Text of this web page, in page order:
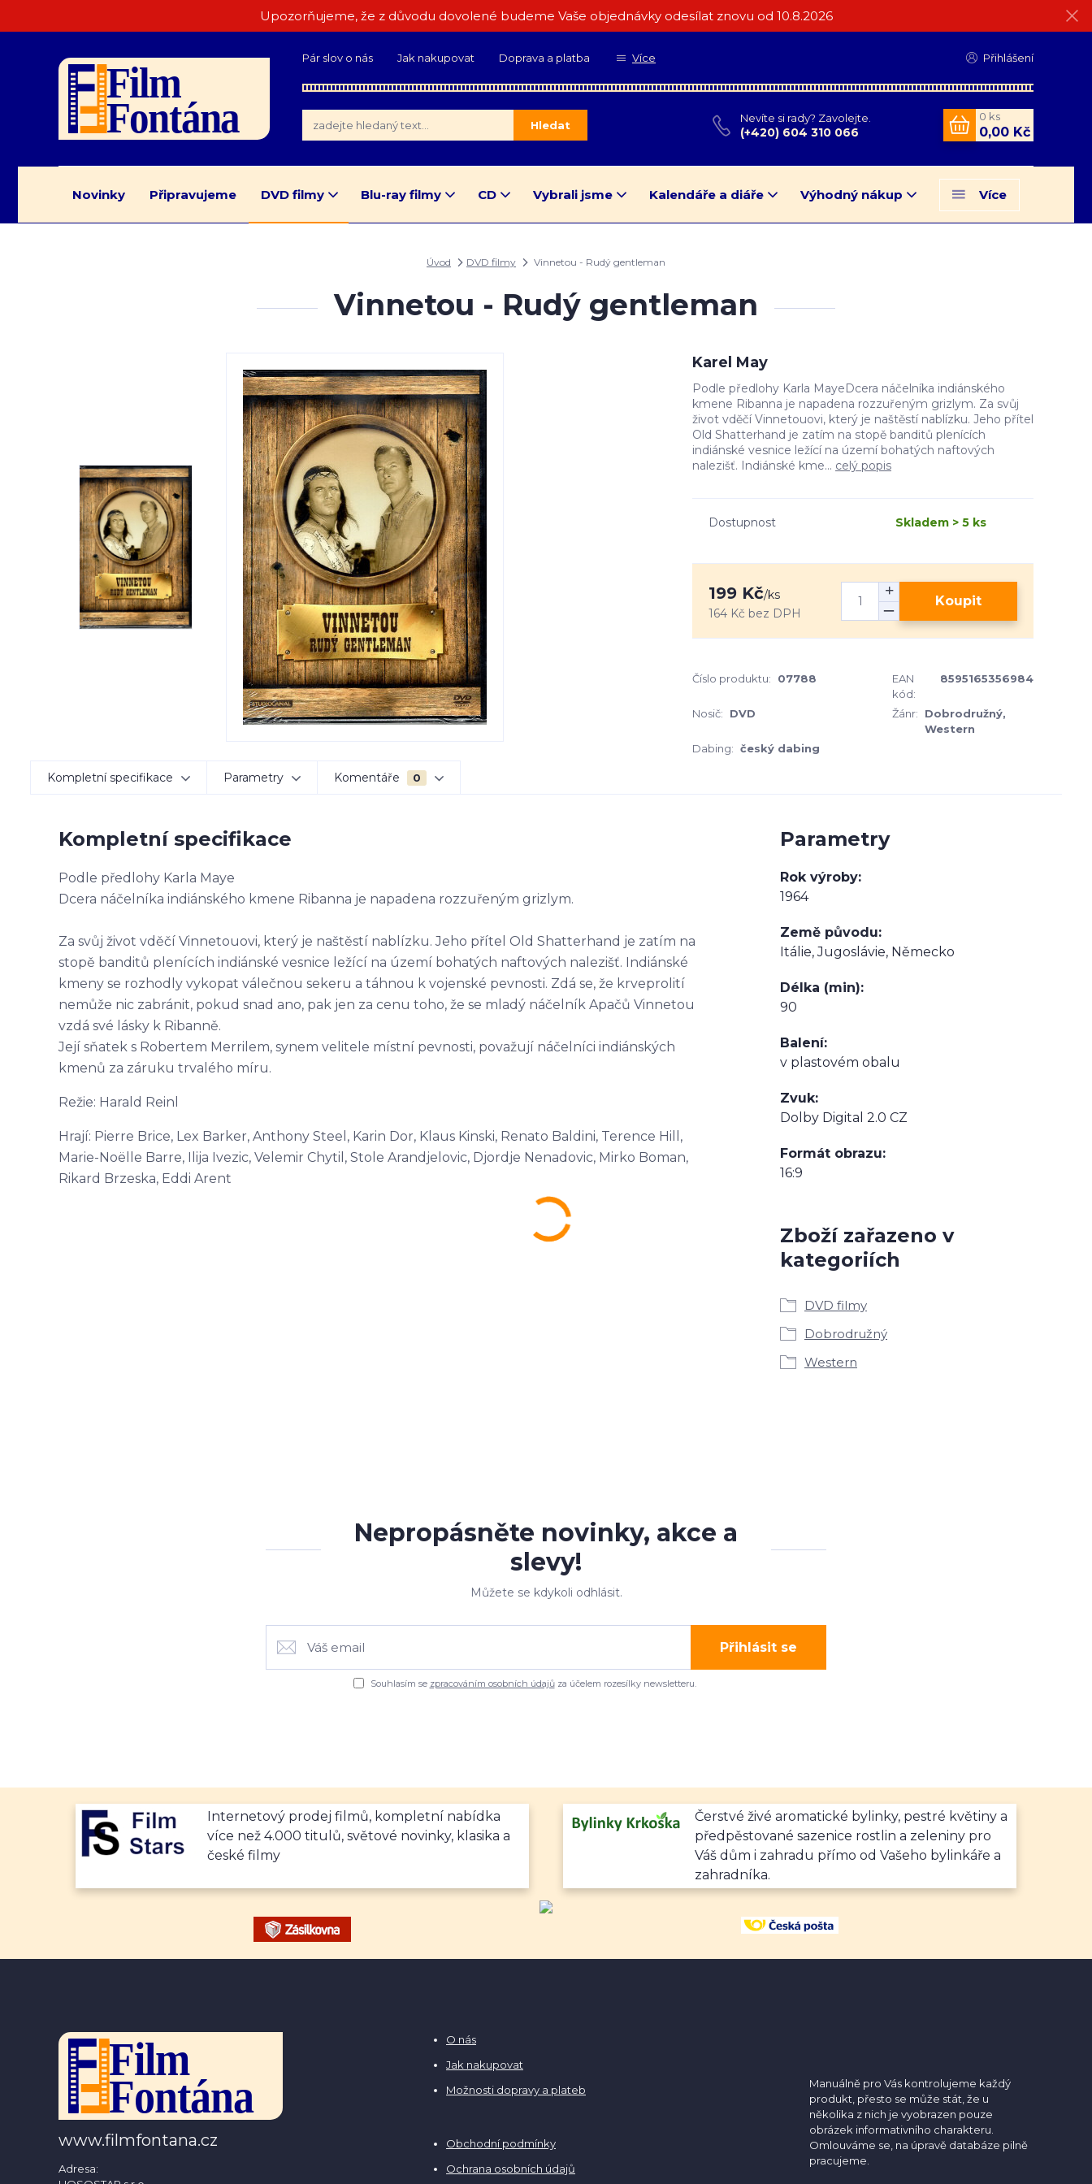
Upozorňujeme, že z důvodu dovolené budeme Vaše objednávky odesílat znovu od 10.8.2026
Pár slov o nás Jak nakupovat Doprava a platba Více Přihlášení
Hledat
Nevíte si rady? Zavolejte.
(+420) 604 310 066
0 ks
0,00 Kč
Novinky Připravujeme DVD filmy Blu-ray filmy CD Vybrali jsme Kalendáře a diáře Výhodný nákup Více
Úvod DVD filmy Vinnetou - Rudý gentleman
Vinnetou - Rudý gentleman
Karel May
Podle předlohy Karla MayeDcera náčelníka indiánského
kmene Ribanna je napadena rozzuřeným grizlym. Za svůj
život vděčí Vinnetouovi, který je naštěstí nablízku. Jeho přítel
Old Shatterhand je zatím na stopě banditů plenících
indiánské vesnice ležící na území bohatých naftových
nalezišť. Indiánské kme... celý popis
Dostupnost Skladem > 5 ks
199 Kč/ks
164 Kč bez DPH
Koupit
Číslo produktu: 07788
EAN
kód:
8595165356984
Nosič: DVD Žánr:
Dobrodružný,
Western
Dabing: český dabing
Kompletní specifikace Parametry Komentáře 0
Kompletní specifikace
Podle předlohy Karla Maye
Dcera náčelníka indiánského kmene Ribanna je napadena rozzuřeným grizlym.
Za svůj život vděčí Vinnetouovi, který je naštěstí nablízku. Jeho přítel Old Shatterhand je zatím na
stopě banditů plenících indiánské vesnice ležící na území bohatých naftových nalezišť. Indiánské
kmeny se rozhodly vykopat válečnou sekeru a táhnou k vojenské pevnosti. Zdá se, že krveprolití
nemůže nic zabránit, pokud snad ano, pak jen za cenu toho, že se mladý náčelník Apačů Vinnetou
vzdá své lásky k Ribanně.
Její sňatek s Robertem Merrilem, synem velitele místní pevnosti, považují náčelníci indiánských
kmenů za záruku trvalého míru.
Režie: Harald Reinl
Hrají: Pierre Brice, Lex Barker, Anthony Steel, Karin Dor, Klaus Kinski, Renato Baldini, Terence Hill,
Marie-Noëlle Barre, Ilija Ivezic, Velemir Chytil, Stole Arandjelovic, Djordje Nenadovic, Mirko Boman,
Rikard Brzeska, Eddi Arent
Parametry
Rok výroby
1964
Země původu
Itálie, Jugoslávie, Německo
Délka (min)
90
Balení
v plastovém obalu
Zvuk
Dolby Digital 2.0 CZ
Formát obrazu
16:9
Zboží zařazeno v
kategoriích
DVD filmy
Dobrodružný
Western
Nepropásněte novinky, akce a
slevy!
Můžete se kdykoli odhlásit.
Přihlásit se
Souhlasím se zpracováním osobních údajůza účelem rozesílky newsletteru.
Internetový prodej filmů, kompletní nabídka
více než 4.000 titulů, světové novinky, klasika a
české filmy
Čerstvé živé aromatické bylinky, pestré květiny a
předpěstované sazenice rostlin a zeleniny pro
Váš dům i zahradu přímo od Vašeho bylinkáře a
zahradníka.
www.filmfontana.cz
Adresa:
O nás
Jak nakupovat
Možnosti dopravy a plateb
Obchodní podmínky
Ochrana osobních údajů
Manuálně pro Vás kontrolujeme každý
produkt, přesto se může stát, že u
několika z nich je vyobrazen pouze
obrázek informativního charakteru.
Omlouváme se, na úpravě databáze pilně
pracujeme.